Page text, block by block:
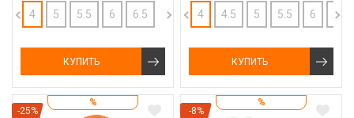
4 5 5.5 6 6.5
КУПИТЬ
4 4.5 5 5.5 6 6.5
КУПИТЬ
%
-25%
%
-8%